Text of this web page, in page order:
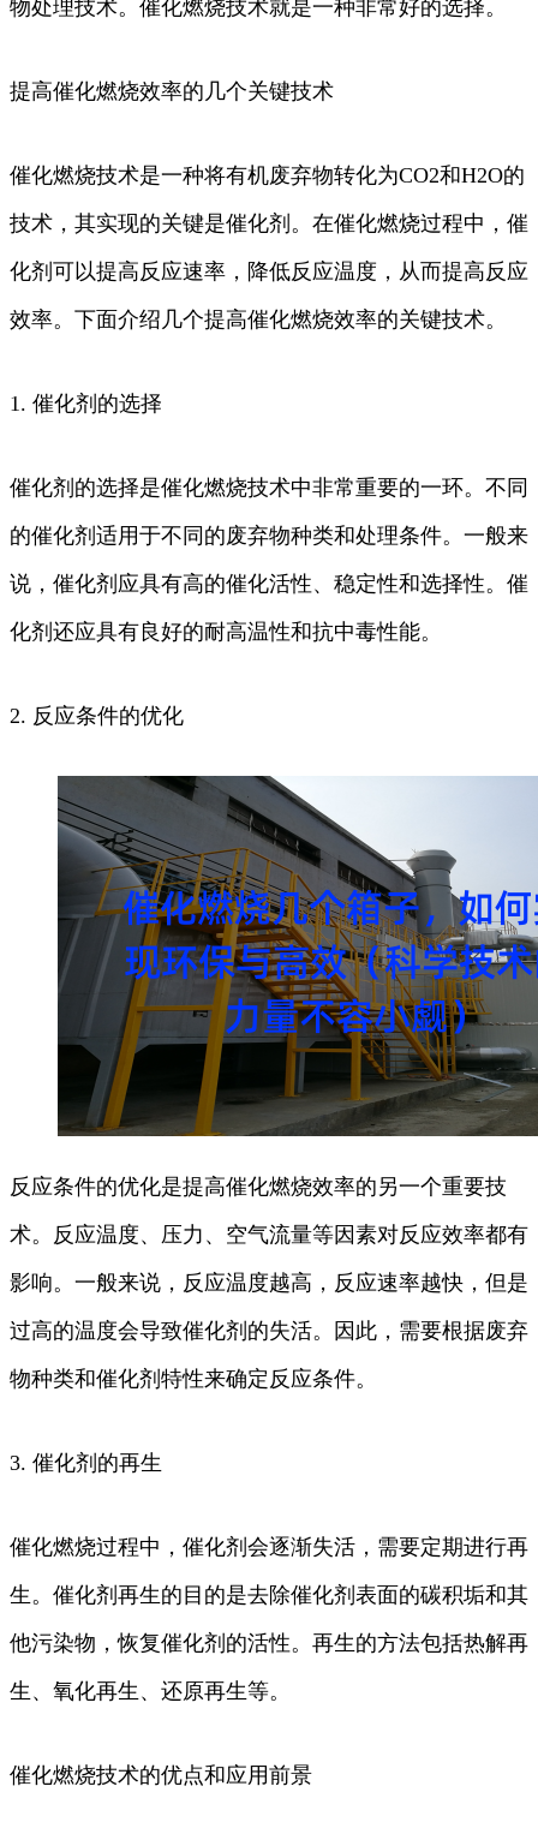
物处理技术。催化燃烧技术就是一种非常好的选择。
提高催化燃烧效率的几个关键技术
催化燃烧技术是一种将有机废弃物转化为CO2和H2O的
技术，其实现的关键是催化剂。在催化燃烧过程中，催
化剂可以提高反应速率，降低反应温度，从而提高反应
效率。下面介绍几个提高催化燃烧效率的关键技术。
1. 催化剂的选择
催化剂的选择是催化燃烧技术中非常重要的一环。不同
的催化剂适用于不同的废弃物种类和处理条件。一般来
说，催化剂应具有高的催化活性、稳定性和选择性。催
化剂还应具有良好的耐高温性和抗中毒性能。
2. 反应条件的优化
反应条件的优化是提高催化燃烧效率的另一个重要技
术。反应温度、压力、空气流量等因素对反应效率都有
影响。一般来说，反应温度越高，反应速率越快，但是
过高的温度会导致催化剂的失活。因此，需要根据废弃
物种类和催化剂特性来确定反应条件。
3. 催化剂的再生
催化燃烧过程中，催化剂会逐渐失活，需要定期进行再
生。催化剂再生的目的是去除催化剂表面的碳积垢和其
他污染物，恢复催化剂的活性。再生的方法包括热解再
生、氧化再生、还原再生等。
催化燃烧技术的优点和应用前景